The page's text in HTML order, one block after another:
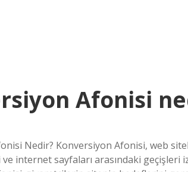
Afonisi
Nedir? Konversiyon Afonisi, web
internet sayfaları arasındaki